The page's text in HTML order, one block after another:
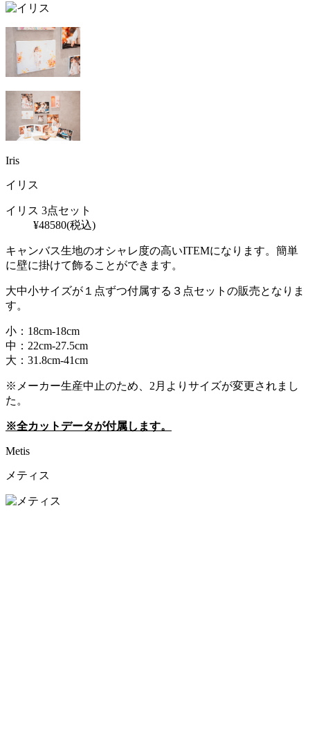
Iris
イリス
イリス 3点セット
¥48580(税込)
キャンバス生地のオシャレ度の高いITEMになります。簡単
に壁に掛けて飾ることができます。
大中小サイズが１点ずつ付属する３点セットの販売となりま
す。
小：18cm-18cm
中：22cm-27.5cm
大：31.8cm-41cm
※メーカー生産中止のため、2月よりサイズが変更されまし
た。
※全カットデータが付属します。
Metis
メティス